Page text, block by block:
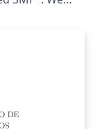
we
system